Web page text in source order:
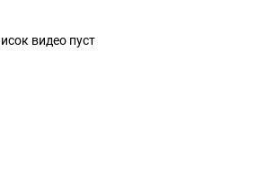
видео пуст